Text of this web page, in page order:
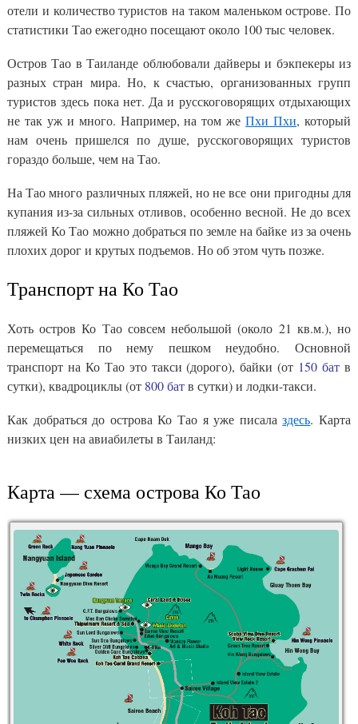
отели и количество туристов на таком маленьком острове. По
статистики Тао ежегодно посещают около 100 тыс человек.
Остров Тао в Таиланде облюбовали дайверы и бэкпекеры из
разных стран мира. Но, к счастью, организованных групп
туристов здесь пока нет. Да и русскоговорящих отдыхающих
не так уж и много. Например, на том жеПхи Пхи, который
нам очень пришелся по душе, русскоговорящих туристов
гораздо больше, чем на Тао.
На Тао много различных пляжей, но не все они пригодны для
купания из-за сильных отливов, особенно весной. Не до всех
пляжей Ко Тао можно добраться по земле на байке из за очень
плохих дорог и крутых подъемов. Но об этом чуть позже.
Транспорт на Ко Тао
Хоть остров Ко Тао совсем небольшой (около 21 кв.м.), но
перемещаться по нему пешком неудобно. Основной
транспорт на Ко Тао это такси (дорого), байки (от 150 бат в
сутки), квадроциклы (от 800 батв сутки) и лодки-такси.
Как добраться до острова Ко Тао я уже писалаздесь. Карта
низких цен на авиабилеты в Таиланд:
Карта — схема острова Ко Тао